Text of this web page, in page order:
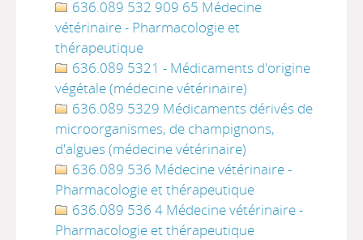
636.089 532 909 65 Médecine
vétérinaire - Pharmacologie et
thérapeutique
636.089 5321 - Médicaments d'origine
végétale (médecine vétérinaire)
636.089 5329 Médicaments dérivés de
microorganismes, de champignons,
d'algues (médecine vétérinaire)
636.089 536 Médecine vétérinaire -
Pharmacologie et thérapeutique
636.089 536 4 Médecine vétérinaire -
Pharmacologie et thérapeutique